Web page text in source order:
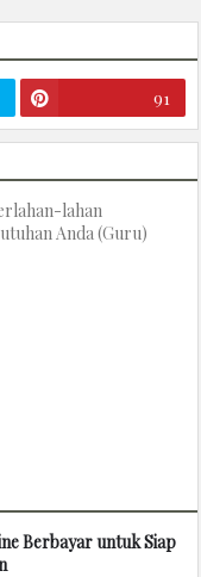
91
lahan
Anda (Guru)
Berbayar untuk Siap